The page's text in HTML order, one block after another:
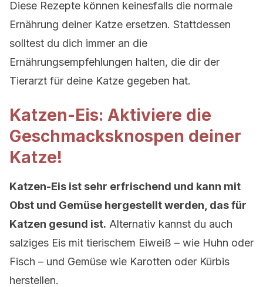
Diese Rezepte können keinesfalls die normale
Ernährung deiner Katze ersetzen. Stattdessen
solltest du dich immer an die
Ernährungsempfehlungen halten, die dir der
Tierarzt für deine Katze gegeben hat.
Katzen-Eis: Aktiviere die
Geschmacksknospen deiner
Katze!
Katzen-Eis ist sehr erfrischend und kann mit
Obst und Gemüse hergestellt werden, das für
Katzen gesund ist. Alternativ kannst du auch
salziges Eis mit tierischem Eiweiß – wie Huhn oder
Fisch – und Gemüse wie Karotten oder Kürbis
herstellen.